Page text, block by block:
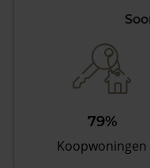
79%
Koopwoningen